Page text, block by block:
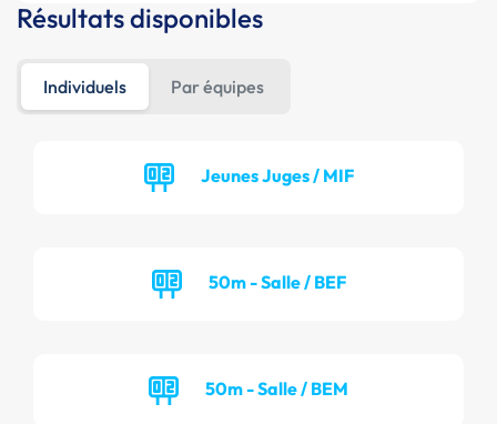
Résultats disponibles
Individuels Par équipes
Jeunes Juges / MIF
50m - Salle / BEF
50m - Salle / BEM